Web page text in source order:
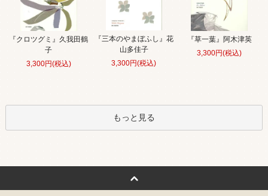
『クロツグミ』久我田鶴
子
3,300円(税込)
『三本のやまぼふし』花
山多佳子
3,300円(税込)
『草一葉』阿木津英
3,300円(税込)
もっと見る